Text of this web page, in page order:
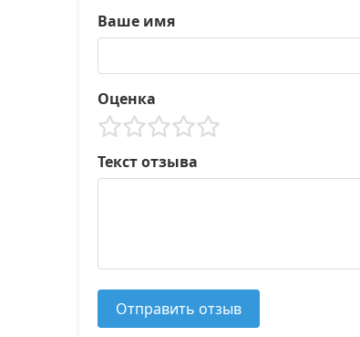
Ваше имя
Оценка
Текст отзыва
Отправить отзыв